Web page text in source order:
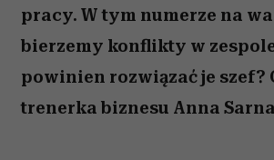
pracy. W tym numerze na
bierzemy konflikty w
powinien rozwiązać je szef?
trenerka biznesu Anna